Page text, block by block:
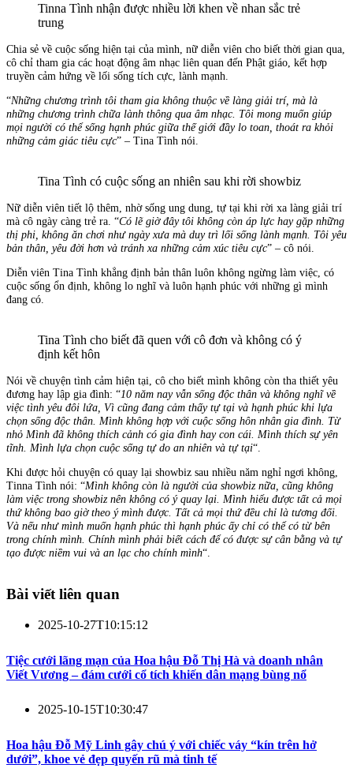
Tinna Tình nhận được nhiều lời khen về nhan sắc trẻ
trung
Chia sẻ về cuộc sống hiện tại của mình, nữ diễn viên cho biết thời gian qua,
cô chỉ tham gia các hoạt động âm nhạc liên quan đến Phật giáo, kết hợp
truyền cảm hứng về lối sống tích cực, lành mạnh.
“Những chương trình tôi tham gia không thuộc về làng giải trí, mà là
những chương trình chữa lành thông qua âm nhạc. Tôi mong muốn giúp
mọi người có thể sống hạnh phúc giữa thế giới đầy lo toan, thoát ra khỏi
những cảm giác tiêu cực” – Tina Tình nói.
Tina Tình có cuộc sống an nhiên sau khi rời showbiz
Nữ diễn viên tiết lộ thêm, nhờ sống ung dung, tự tại khi rời xa làng giải trí
mà cô ngày càng trẻ ra. “Có lẽ giờ đây tôi không còn áp lực hay gặp những
thị phi, không ăn chơi như ngày xưa mà duy trì lối sống lành mạnh. Tôi yêu
bản thân, yêu đời hơn và tránh xa những cảm xúc tiêu cực” – cô nói.
Diễn viên Tina Tình khẳng định bản thân luôn không ngừng làm việc, có
cuộc sống ổn định, không lo nghĩ và luôn hạnh phúc với những gì mình
đang có.
Tina Tình cho biết đã quen với cô đơn và không có ý
định kết hôn
Nói về chuyện tình cảm hiện tại, cô cho biết mình không còn tha thiết yêu
đương hay lập gia đình: “10 năm nay vẫn sống độc thân và không nghĩ về
việc tình yêu đôi lứa, Vì cũng đang cảm thấy tự tại và hạnh phúc khi lựa
chọn sống độc thân. Mình không hợp với cuộc sống hôn nhân gia đình. Từ
nhỏ Mình đã không thích cảnh có gia đình hay con cái. Mình thích sự yên
tĩnh. Mình lựa chọn cuộc sống tự do an nhiên và tự tại“.
Khi được hỏi chuyện có quay lại showbiz sau nhiều năm nghỉ ngơi không,
Tinna Tình nói: “Mình không còn là người của showbiz nữa, cũng không
làm việc trong showbiz nên không có ý quay lại. Mình hiểu được tất cả mọi
thứ không bao giờ theo ý mình được. Tất cả mọi thứ đều chỉ là tương đối.
Và nếu như mình muốn hạnh phúc thì hạnh phúc ấy chỉ có thể có từ bên
trong chính mình. Chính mình phải biết cách để có được sự cân bằng và tự
tạo được niềm vui và an lạc cho chính mình“.
Bài viết liên quan
2025-10-27T10:15:12
Tiệc cưới lãng mạn của Hoa hậu Đỗ Thị Hà và doanh nhân
Viết Vương – đám cưới cổ tích khiến dân mạng bùng nổ
2025-10-15T10:30:47
Hoa hậu Đỗ Mỹ Linh gây chú ý với chiếc váy “kín trên hở
dưới”, khoe vẻ đẹp quyến rũ mà tinh tế